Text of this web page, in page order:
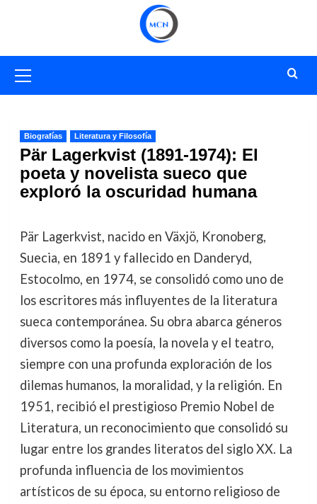
primario
Biografías Literatura y Filosofía
Pär Lagerkvist (1891-1974): El
poeta y novelista sueco que
exploró la oscuridad humana
Pär Lagerkvist, nacido en Växjö, Kronoberg,
Suecia, en 1891 y fallecido en Danderyd,
Estocolmo, en 1974, se consolidó como uno de
los escritores más influyentes de la literatura
sueca contemporánea. Su obra abarca géneros
diversos como la poesía, la novela y el teatro,
siempre con una profunda exploración de los
dilemas humanos, la moralidad, y la religión. En
1951, recibió el prestigioso Premio Nobel de
Literatura, un reconocimiento que consolidó su
lugar entre los grandes literatos del siglo XX. La
profunda influencia de los movimientos
artísticos de su época, su entorno religioso de